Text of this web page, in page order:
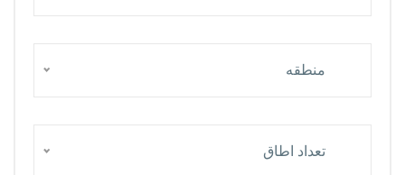
منطقه
تعداد اطاق